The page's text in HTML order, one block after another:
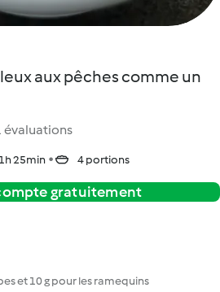
aux pêches comme un
évaluations
25min 4 portions
gratuitement
et 10 g pour les ramequins